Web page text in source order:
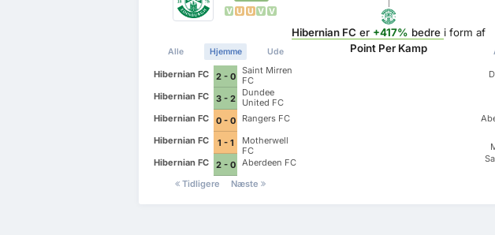
V U U V V
Alle Hjemme Ude
Hibernian FC 2 - 0
Saint Mirren
FC
Hibernian FC
3 - 2
Dundee
United FC
Hibernian FC
0 - 0
Rangers FC
Hibernian FC
1 - 1
Motherwell
FC
Hibernian FC
2 - 0
Aberdeen FC
Tidligere
Næste
Hibernian FC er +417% bedre i form af
Point Per Kamp